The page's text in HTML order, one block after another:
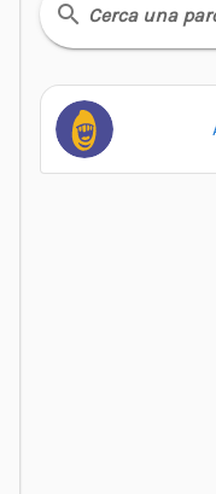
Cerca una